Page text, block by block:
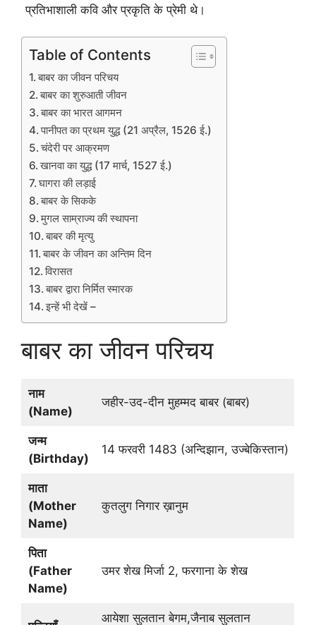
प्रतिभाशाली कवि और प्रकृति के प्रेमी थे।
Table of Contents
बाबर का जीवन परिचय
बाबर का शुरुआती जीवन
बाबर का भारत आगमन
पानीपत का प्रथम युद्ध (21 अप्रैल, 1526 ई.)
चंदेरी पर आक्रमण
खानवा का युद्ध (17 मार्च, 1527 ई.)
घागरा की लड़ाई
बाबर के सिकके
मुगल साम्राज्य की स्थापना
बाबर की मृत्यु
बाबर के जीवन का अन्तिम दिन
विरासत
बाबर द्वारा निर्मित स्मारक
इन्हें भी देखें –
बाबर का जीवन परिचय
नाम
(Name)
जहीर-उद-दीन मुहम्मद बाबर (बाबर)
जन्म
(Birthday)
14 फरवरी 1483 (अन्दिझान, उज्बेकिस्तान)
माता
(Mother
Name)
कुतलुग निगार ख़ानुम
पिता
(Father
Name)
उमर शेख मिर्जा 2, फरगाना के शेख
आयेशा सुलतान बेगम,जैनाब सुलतान